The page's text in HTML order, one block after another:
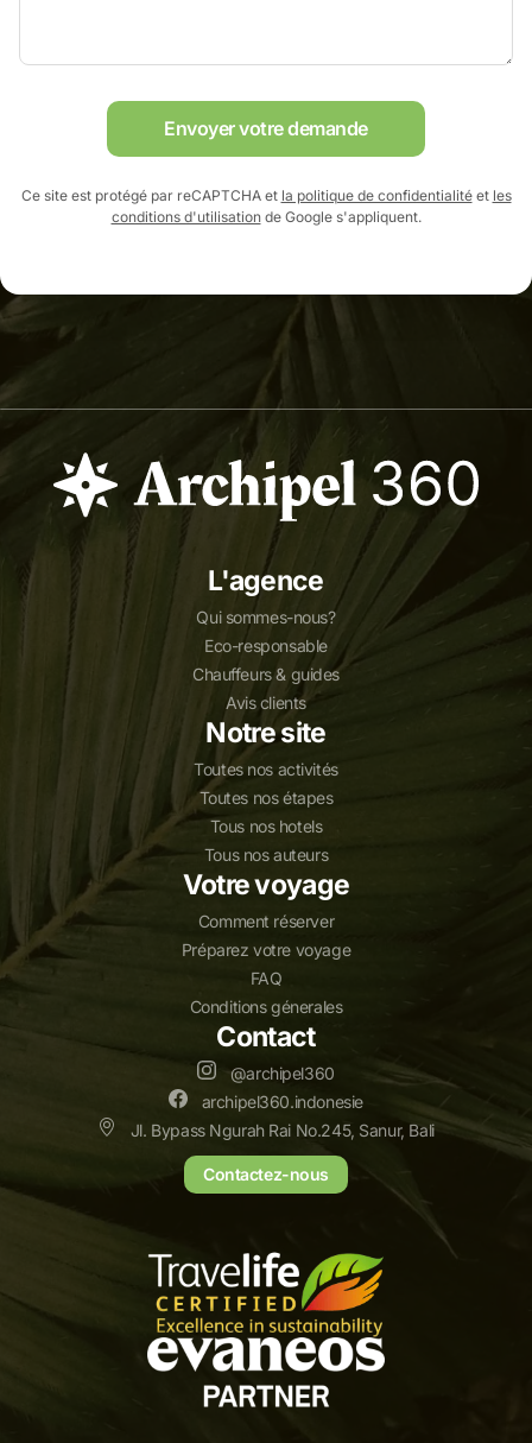
Envoyer votre demande
Ce site est protégé par reCAPTCHA et la politique de confidentialitéet les
conditions d'utilisationde Google s'appliquent.
L'agence
Qui sommes-nous?
Eco-responsable
Chauffeurs & guides
Avis clients
Notre site
Toutes nos activités
Toutes nos étapes
Tous nos hotels
Tous nos auteurs
Votre voyage
Comment réserver
Préparez votre voyage
FAQ
Conditions génerales
Contact
@archipel360
archipel360.indonesie
Jl. Bypass Ngurah Rai No.245, Sanur, Bali
Contactez-nous